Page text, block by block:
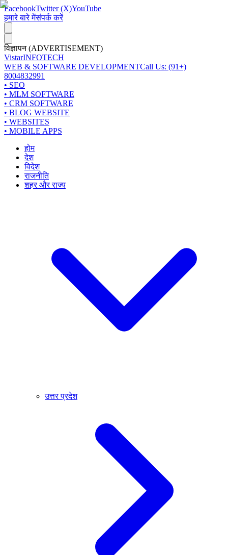
FacebookTwitter (X)YouTube
हमारे बारे मेंसंपर्क करें
विज्ञापन (ADVERTISEMENT)
VistarINFOTECH
WEB & SOFTWARE DEVELOPMENTCall Us: (91+)
8004832991
• SEO
• MLM SOFTWARE
• CRM SOFTWARE
• BLOG WEBSITE
• WEBSITES
• MOBILE APPS
होम
देश
विदेश
राजनीति
शहर और राज्य
उत्तर प्रदेश